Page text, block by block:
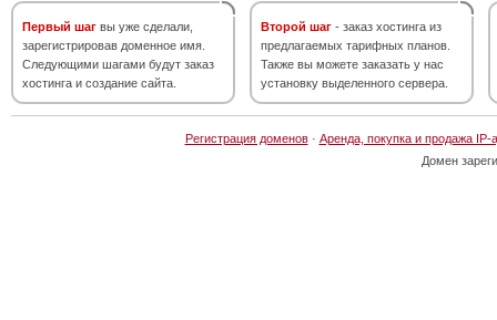
Первый шаг вы уже сделали,
зарегистрировав доменное имя.
Следующими шагами будут заказ
хостинга и создание сайта.
Второй шаг - заказ хостинга из
предлагаемых тарифных планов.
Также вы можете заказать у нас
установку выделенного сервера.
Регистрация доменов· Аренда, покупка и продажа IP-
Домен